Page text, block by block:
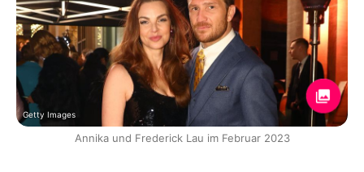
Getty Images
Annika und Frederick Lau im Februar 2023